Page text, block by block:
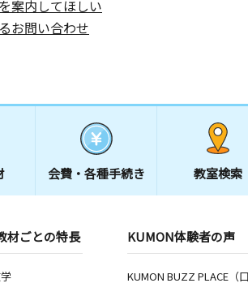
日
日
案内してほしい
お問い合わせ
会費・ 各種手続き 教室検索
材ごとの特長 KUMON体験者の声
KUMON BUZZ PLACE（